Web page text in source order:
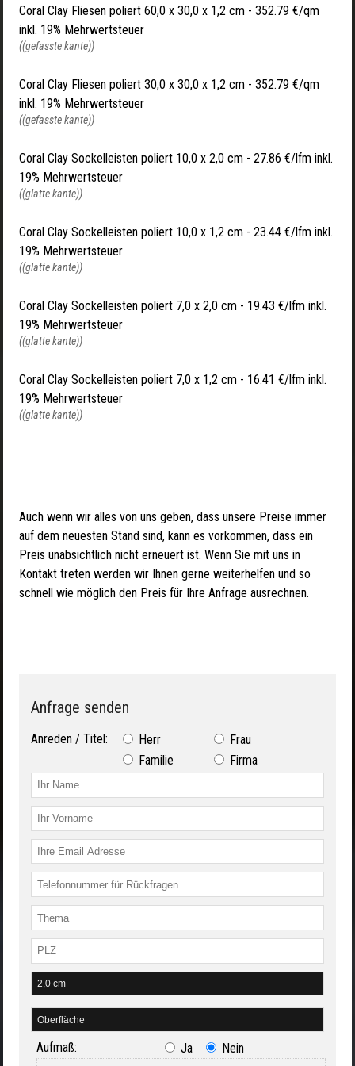
Coral Clay Fliesen poliert 60,0 x 30,0 x 1,2 cm - 352.79 €/qm
inkl. 19% Mehrwertsteuer
((gefasste kante))
Coral Clay Fliesen poliert 30,0 x 30,0 x 1,2 cm - 352.79 €/qm
inkl. 19% Mehrwertsteuer
((gefasste kante))
Coral Clay Sockelleisten poliert 10,0 x 2,0 cm - 27.86 €/lfm inkl.
19% Mehrwertsteuer
((glatte kante))
Coral Clay Sockelleisten poliert 10,0 x 1,2 cm - 23.44 €/lfm inkl.
19% Mehrwertsteuer
((glatte kante))
Coral Clay Sockelleisten poliert 7,0 x 2,0 cm - 19.43 €/lfm inkl.
19% Mehrwertsteuer
((glatte kante))
Coral Clay Sockelleisten poliert 7,0 x 1,2 cm - 16.41 €/lfm inkl.
19% Mehrwertsteuer
((glatte kante))
Auch wenn wir alles von uns geben, dass unsere Preise immer
auf dem neuesten Stand sind, kann es vorkommen, dass ein
Preis unabsichtlich nicht erneuert ist. Wenn Sie mit uns in
Kontakt treten werden wir Ihnen gerne weiterhelfen und so
schnell wie möglich den Preis für Ihre Anfrage ausrechnen.
Anfrage senden
Anreden / Titel: Herr
Frau
Familie
Firma
Aufmaß: Ja
Nein